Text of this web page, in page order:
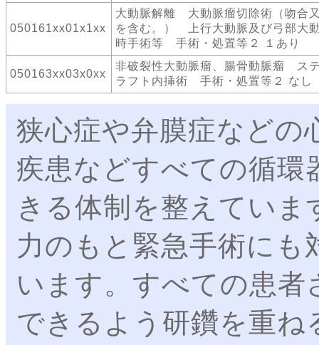
050161xx01x1xx
大動脈解離 大動脈瘤切除術（吻合
を含む。） 上行大動脈及び弓部大
時手術等 手術・処置等２ １あり
050163xx03x0xx
非破裂性大動脈瘤、腸骨動脈瘤 ス
ラフト内挿術 手術・処置等２ なし
狭心症や弁膜症などの
疾患などすべての循環
きる体制を整えてい
力のもと緊急手術にも
います。すべての患
できるよう研鑽を重